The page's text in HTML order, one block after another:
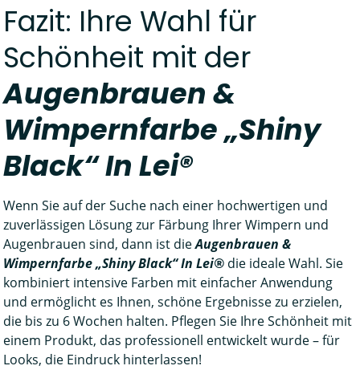
Fazit: Ihre Wahl für
Schönheit mit der
Augenbrauen &
Wimpernfarbe „Shiny
Black“ In Lei®
Wenn Sie auf der Suche nach einer hochwertigen und
zuverlässigen Lösung zur Färbung Ihrer Wimpern und
Augenbrauen sind, dann ist dieAugenbrauen &
Wimpernfarbe „Shiny Black“ In Lei® die ideale Wahl. Sie
kombiniert intensive Farben mit einfacher Anwendung
und ermöglicht es Ihnen, schöne Ergebnisse zu erzielen,
die bis zu 6 Wochen halten. Pflegen Sie Ihre Schönheit mit
einem Produkt, das professionell entwickelt wurde – für
Looks, die Eindruck hinterlassen!